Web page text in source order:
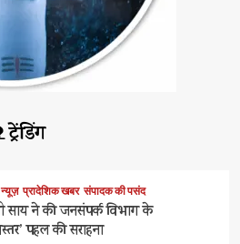
ट्रेंडिंग
प्रादेशिक खबर संपादक की पसंद
साय ने की जनसंपर्क विभाग के
पहल की सराहना